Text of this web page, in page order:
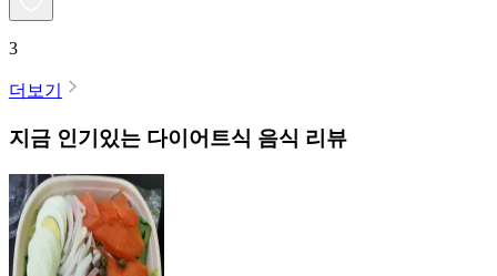
3
더보기
지금 인기있는 다이어트식 음식 리뷰